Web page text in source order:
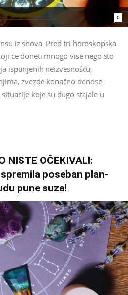
0
iz snova. Pred tri horoskopska
će doneti mnogo više nego što
ispunjenih neizvesnošću,
zvezde konačno donose
koje su dugo stajale u
NISTE OČEKIVALI:
poseban plan-
pune suza!